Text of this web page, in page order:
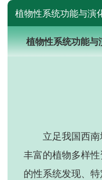
植物性系统功能与演
植物性系统功能与
立足我国西
丰富的植物多样
的性系统发现、